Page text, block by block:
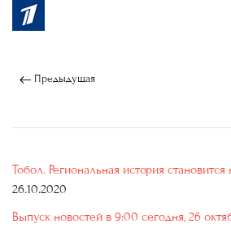
Предыдущая
Тобол. Региональная история
26.10.2020
Выпуск новостей в 9:00 сегодня, 26